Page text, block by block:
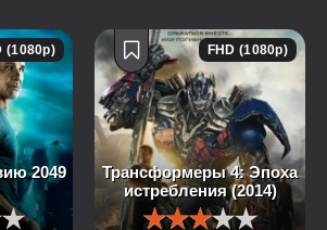
2049
(1080p)
Трансформеры 4: Эпоха
истребления (2014)
FHD (1080p)